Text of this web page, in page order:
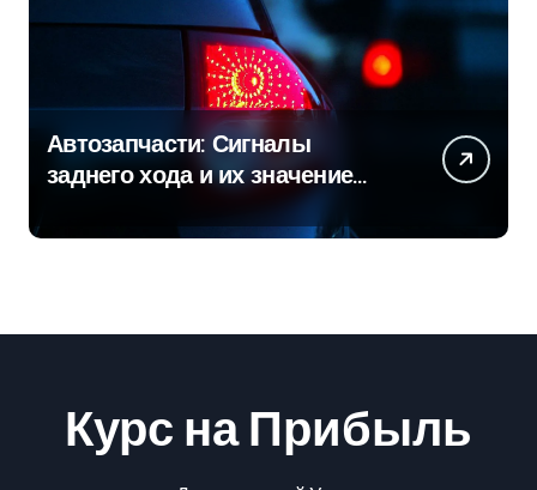
Автозапчасти: Сигналы
заднего хода и их значение
для безопасности на дороге
Курс на Прибыль